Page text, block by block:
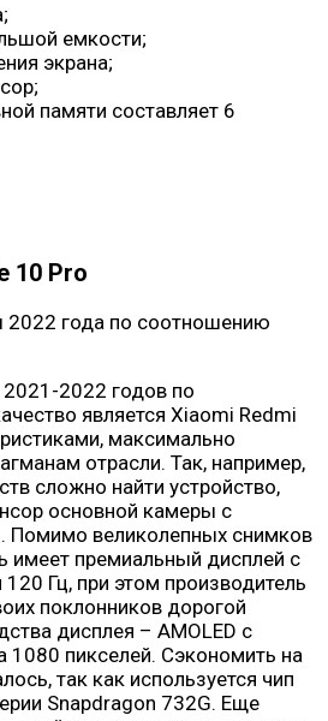
емкости;
экрана;
памяти составляет 6
10 Pro
2022 годов по
является Xiaomi Redmi
максимально
отрасли. Так, например,
сложно найти устройство,
основной камеры с
Помимо великолепных снимков
имеет премиальный дисплей с
Гц, при этом производитель
поклонников дорогой
дисплея – AMOLED с
1080 пикселей. Сэкономить на
так как используется чип
Snapdragon 732G. Еще